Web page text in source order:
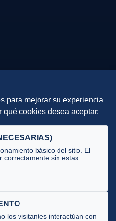
para mejorar su experiencia.
cookies desea aceptar:
básico del sitio. El
correctamente sin estas
los visitantes interactúan con